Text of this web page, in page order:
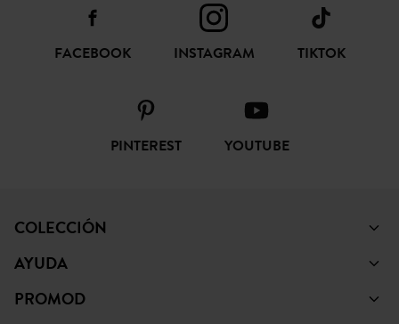
FACEBOOK INSTAGRAM TIKTOK
PINTEREST YOUTUBE
COLECCIÓN
AYUDA
PROMOD